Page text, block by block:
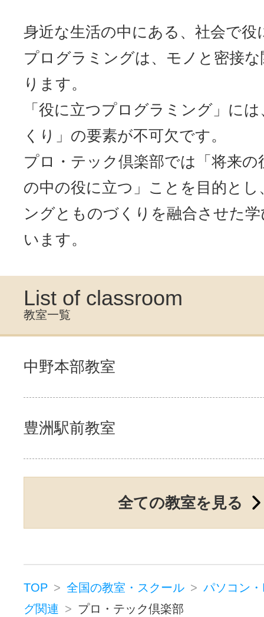
身近な生活の中にある、社会で役
プログラミングは、モノと密接
ります。
「役に立つプログラミング」に
くり」の要素が不可欠です。
プロ・テック倶楽部では「将来の
の中の役に立つ」ことを目的と
ングとものづくりを融合させた
います。
List of classroom
教室一覧
中野本部教室
豊洲駅前教室
全ての教室を見る
TOP 全国の教室・スクール
パソコン
グ関連
プロ・テック倶楽部